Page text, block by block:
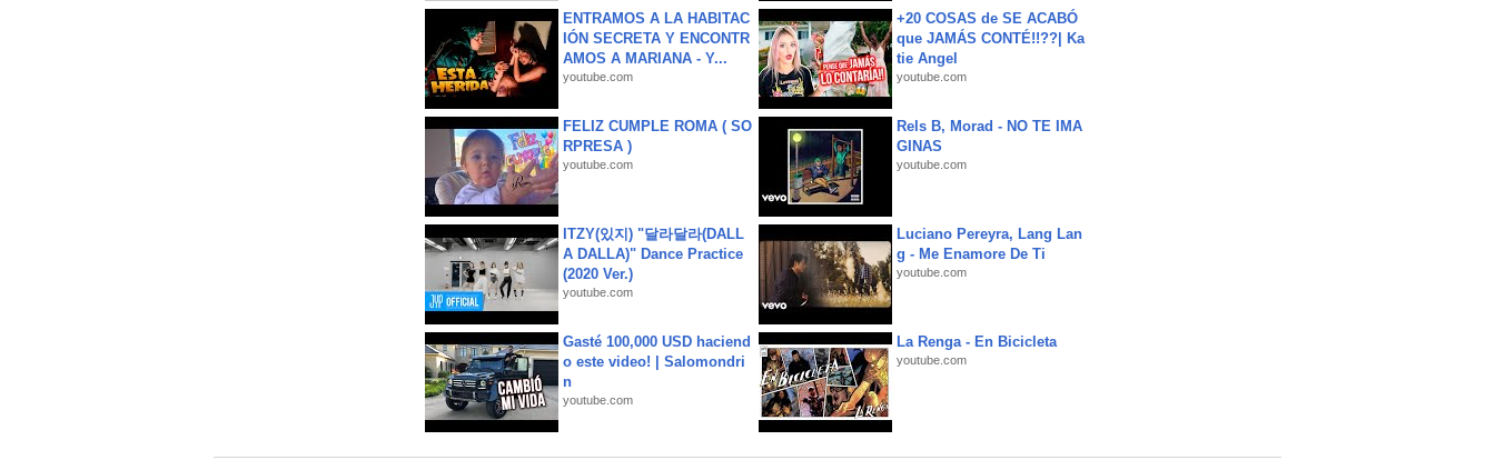
ENTRAMOS A LA HABITAC
IÓN SECRETA Y ENCONTR
AMOS A MARIANA - Y...
youtube.com
+20 COSAS de SE ACABÓ
que JAMÁS CONTÉ!!??| Ka
tie Angel
youtube.com
FELIZ CUMPLE ROMA ( SO
RPRESA )
youtube.com
Rels B, Morad - NO TE IMA
GINAS
youtube.com
ITZY(있지) "달라달라(DALL
A DALLA)" Dance Practice
(2020 Ver.)
youtube.com
Luciano Pereyra, Lang Lan
g - Me Enamore De Ti
youtube.com
Gasté 100,000 USD haciend
o este video! | Salomondri
n
youtube.com
La Renga - En Bicicleta
youtube.com